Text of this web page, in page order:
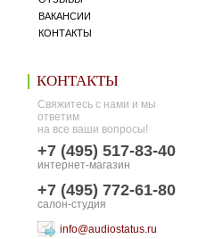
ВАКАНСИИ
КОНТАКТЫ
КОНТАКТЫ
Свяжитесь с нами и мы
ответим
на все ваши вопросы!
+7 (495) 517-83-40
интернет-магазин
+7 (495) 772-61-80
салон-студия
info@audiostatus.ru